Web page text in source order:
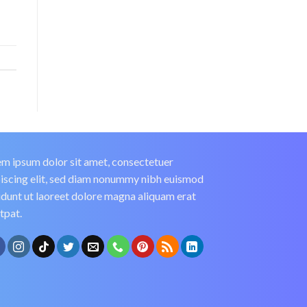
ipsum dolor sit amet, consectetuer
elit, sed diam nonummy nibh euismod
ut laoreet dolore magna aliquam erat